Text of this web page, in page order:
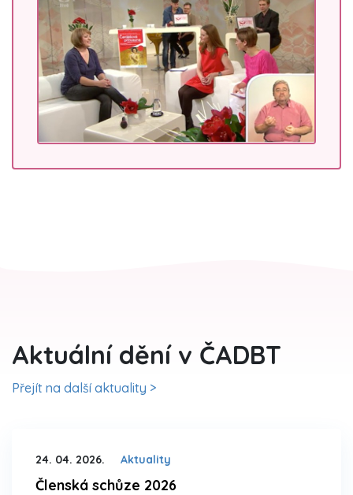
Aktuální dění v ČADBT
Přejít na další aktuality >
24. 04. 2026. Aktuality
Členská schůze 2026